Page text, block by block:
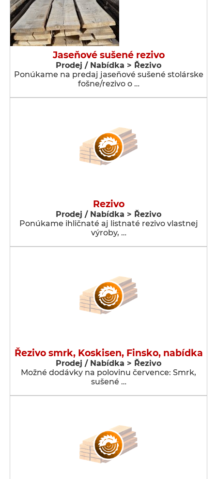
Jaseňové sušené rezivo
Prodej / Nabídka > Řezivo
Ponúkame na predaj jaseňové sušené stolárske
fošne/rezivo o …
Rezivo
Prodej / Nabídka > Řezivo
Ponúkame ihličnaté aj listnaté rezivo vlastnej
výroby, …
Řezivo smrk, Koskisen, Finsko, nabídka
Prodej / Nabídka > Řezivo
Možné dodávky na polovinu července: Smrk,
sušené …